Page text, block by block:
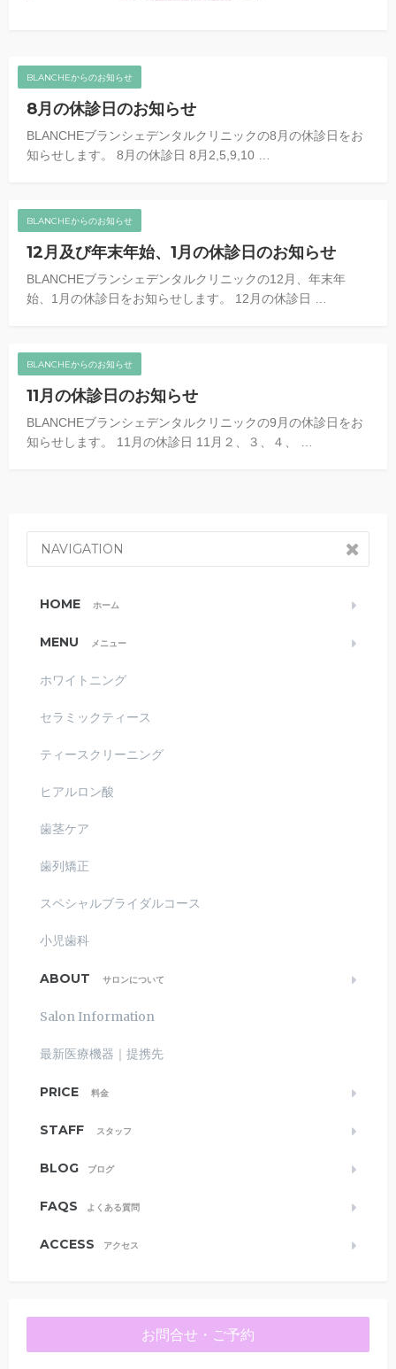
BLANCHEからのお知らせ
8月の休診日のお知らせ
BLANCHEブランシェデンタルクリニックの8月の休診日をお
知らせします。 8月の休診日 8月2,5,9,10 …
BLANCHEからのお知らせ
12月及び年末年始、1月の休診日のお知らせ
BLANCHEブランシェデンタルクリニックの12月、年末年
始、1月の休診日をお知らせします。 12月の休診日 …
BLANCHEからのお知らせ
11月の休診日のお知らせ
BLANCHEブランシェデンタルクリニックの9月の休診日をお
知らせします。 11月の休診日 11月２、３、４、 …
NAVIGATION
HOME ホーム
MENU メニュー
ホワイトニング
セラミックティース
ティースクリーニング
ヒアルロン酸
歯茎ケア
歯列矯正
スペシャルブライダルコース
小児歯科
ABOUT サロンについて
Salon Information
最新医療機器｜提携先
PRICE 料金
STAFF スタッフ
BLOG ブログ
FAQS よくある質問
ACCESS アクセス
お問合せ・ご予約